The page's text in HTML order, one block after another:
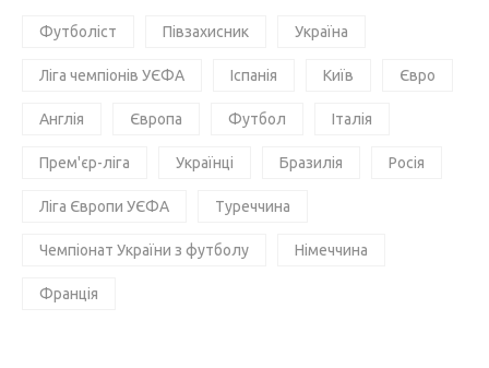
Футболіст Півзахисник Україна
Ліга чемпіонів УЄФА Іспанія Київ Євро
Англія Європа Футбол Італія
Прем'єр-ліга Українці Бразилія Росія
Ліга Європи УЄФА Туреччина
Чемпіонат України з футболу Німеччина
Франція